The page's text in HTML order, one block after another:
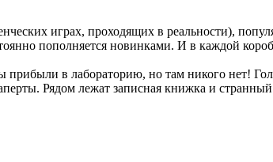
играх, проходящих в реальности),
пополняется новинками. И в каждой
в лабораторию, но там никого нет!
Рядом лежат записная книжка и